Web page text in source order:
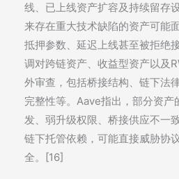
线、已上线资产扩容及持续留存
来存在重大技术缺陷的资产可能
抵押参数、延迟上线甚至被拒绝
调对跨链资产、收益型资产以及
外审查，包括桥接结构、链下法
完整性等。Aave指出，部分资产
发、弱升级权限、桥接供应不一
链下托管依赖，可能直接威胁协
全。[16]